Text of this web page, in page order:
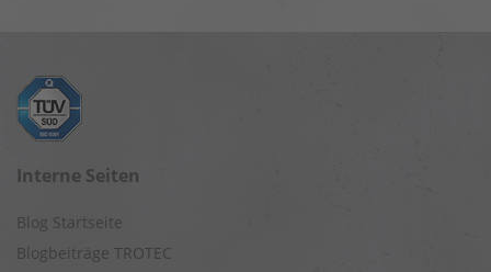
Interne Seiten
Blog Startseite
Blogbeiträge TROTEC